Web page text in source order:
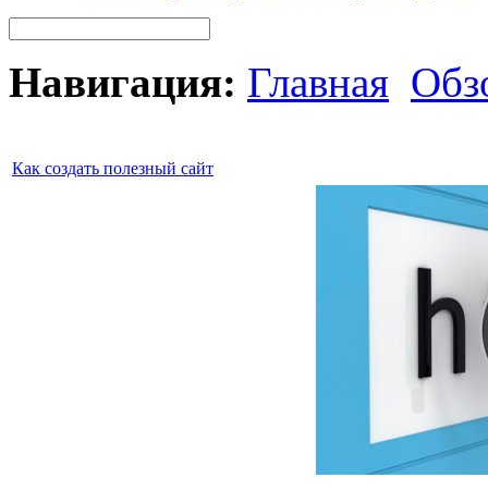
Навигация: Главная
Как создать полезный сайт